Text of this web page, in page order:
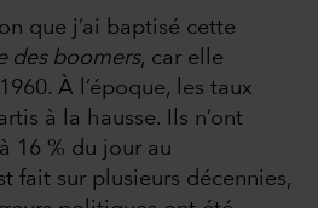
que j’ai baptisé cette
des boomers, car elle
À l’époque, les taux
à la hausse. Ils n’ont
16 % du jour au
fait sur plusieurs décennies,